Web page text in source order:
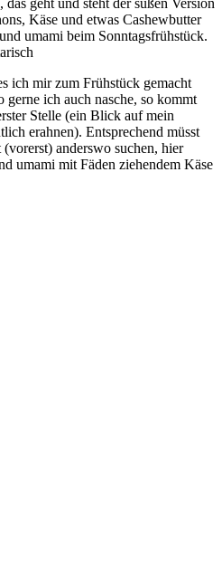
ich mir zum Frühstück gemacht
ich auch nasche, so kommt
Stelle (ein Blick auf mein
erahnen). Entsprechend müsst
anderswo suchen, hier
umami mit Fäden ziehendem Käse